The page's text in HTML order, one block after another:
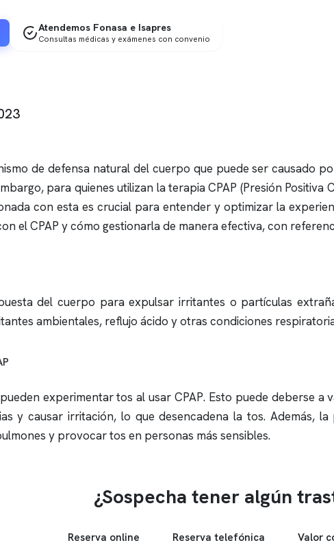
Atendemos Fonasa e Isapres
Consultas médicas y exámenes con convenio
de defensa natural del cuerpo que puede ser causado
para quienes utilizan la terapia CPAP (Presión
con esta es crucial para entender y optimizar la
el CPAP y cómo gestionarla de manera efectiva, con
del cuerpo para expulsar irritantes o partículas
ambientales, reflujo ácido y otras condiciones
experimentar tos al usar CPAP. Esto puede deberse
y causar irritación, lo que desencadena la tos. Además,
y provocar tos en personas más sensibles.
¿Sospecha tener algún
Reserva online Reserva telefónica Valor